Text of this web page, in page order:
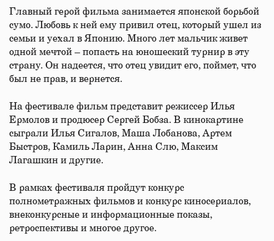
Главный герой фильма занимается японской борьбой
сумо. Любовь к ней ему привил отец, который ушел из
семьи и уехал в Японию. Много лет мальчик живет
одной мечтой – попасть на юношеский турнир в эту
страну. Он надеется, что отец увидит его, поймет, что
был не прав, и вернется.
На фестивале фильм представит режиссер Илья
Ермолов и продюсер Сергей Бобза. В кинокартине
сыграли Илья Сигалов, Маша Лобанова, Артем
Быстров, Камиль Ларин, Анна Слю, Максим
Лагашкин и другие.
В рамках фестиваля пройдут конкурс
полнометражных фильмов и конкурс киносериалов,
внеконкурсные и информационные показы,
ретроспективы и многое другое.